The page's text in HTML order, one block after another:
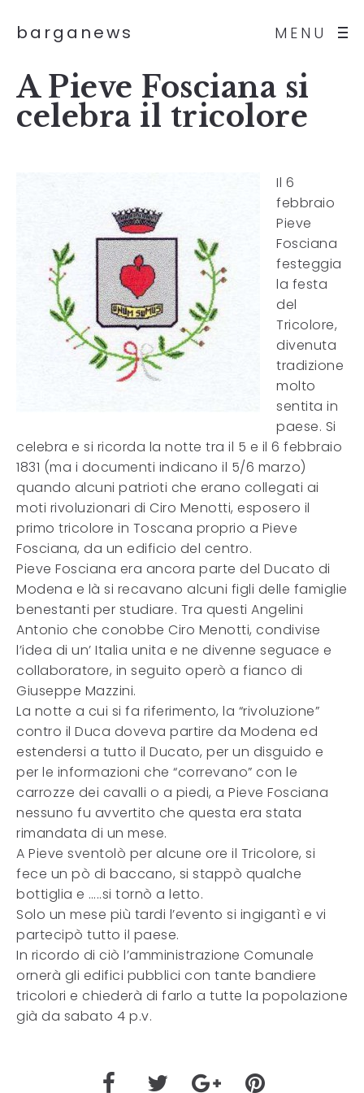
MENU
barganews
A Pieve Fosciana si
celebra il tricolore
Il 6
febbraio
Pieve
Fosciana
festeggia
la festa
del
Tricolore,
divenuta
tradizione
molto
sentita in
paese. Si
celebra e si ricorda la notte tra il 5 e il 6 febbraio
1831 (ma i documenti indicano il 5/6 marzo)
quando alcuni patrioti che erano collegati ai
moti rivoluzionari di Ciro Menotti, esposero il
primo tricolore in Toscana proprio a Pieve
Fosciana, da un edificio del centro.
Pieve Fosciana era ancora parte del Ducato di
Modena e là si recavano alcuni figli delle famiglie
benestanti per studiare. Tra questi Angelini
Antonio che conobbe Ciro Menotti, condivise
l’idea di un’ Italia unita e ne divenne seguace e
collaboratore, in seguito operò a fianco di
Giuseppe Mazzini.
La notte a cui si fa riferimento, la “rivoluzione”
contro il Duca doveva partire da Modena ed
estendersi a tutto il Ducato, per un disguido e
per le informazioni che “correvano” con le
carrozze dei cavalli o a piedi, a Pieve Fosciana
nessuno fu avvertito che questa era stata
rimandata di un mese.
A Pieve sventolò per alcune ore il Tricolore, si
fece un pò di baccano, si stappò qualche
bottiglia e …..si tornò a letto.
Solo un mese più tardi l’evento si ingigantì e vi
partecipò tutto il paese.
In ricordo di ciò l’amministrazione Comunale
ornerà gli edifici pubblici con tante bandiere
tricolori e chiederà di farlo a tutte la popolazione
già da sabato 4 p.v.